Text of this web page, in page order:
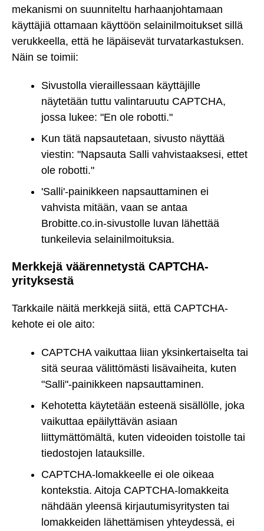
mekanismi on suunniteltu harhaanjohtamaan
käyttäjiä ottamaan käyttöön selainilmoitukset sillä
verukkeella, että he läpäisevät turvatarkastuksen.
Näin se toimii:
Sivustolla vieraillessaan käyttäjille
näytetään tuttu valintaruutu CAPTCHA,
jossa lukee: "En ole robotti."
Kun tätä napsautetaan, sivusto näyttää
viestin: "Napsauta Salli vahvistaaksesi, ettet
ole robotti."
'Salli'-painikkeen napsauttaminen ei
vahvista mitään, vaan se antaa
Brobitte.co.in-sivustolle luvan lähettää
tunkeilevia selainilmoituksia.
Merkkejä väärennetystä CAPTCHA-
yrityksestä
Tarkkaile näitä merkkejä siitä, että CAPTCHA-
kehote ei ole aito:
CAPTCHA vaikuttaa liian yksinkertaiselta tai
sitä seuraa välittömästi lisävaiheita, kuten
"Salli"-painikkeen napsauttaminen.
Kehotetta käytetään esteenä sisällölle, joka
vaikuttaa epäilyttävän asiaan
liittymättömältä, kuten videoiden toistolle tai
tiedostojen latauksille.
CAPTCHA-lomakkeelle ei ole oikeaa
kontekstia. Aitoja CAPTCHA-lomakkeita
nähdään yleensä kirjautumisyritysten tai
lomakkeiden lähettämisen yhteydessä, ei